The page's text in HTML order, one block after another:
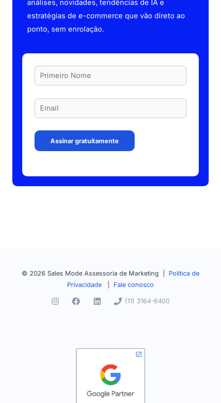
análises, novidades, tendências de IA e
estratégias de e-commerce que vão direto ao
ponto, sem enrolação.
Assinar gratuitamente
© 2026 Sales Mode Assessoria de Marketing | Política de
Privacidade
Fale conosco
(11) 3164-6400